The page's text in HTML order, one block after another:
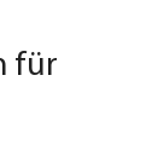
für